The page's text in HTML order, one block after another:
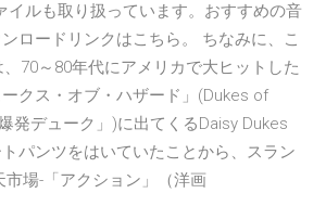
イルも取り扱っています。おすすめの音
ロードリンクはこちら。 ちなみに、こ
、70～80年代にアメリカで大ヒットした
クス・オブ・ハザード」(Dukes of
発デューク」)に出てくるDaisy Dukes
パンツをはいていたことから、スラン
市場-「アクション」（洋画